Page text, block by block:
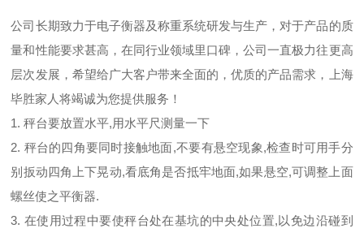
公司长期致力于电子衡器及称重系统研发与生产，对于产品的质
量和性能要求甚高，在同行业领域里口碑，公司一直极力往更高
层次发展，希望给广大客户带来全面的，优质的产品需求，上海
毕胜家人将竭诚为您提供服务！
1. 秤台要放置水平,用水平尺测量一下
2. 秤台的四角要同时接触地面,不要有悬空现象,检查时可用手分
别扳动四角上下晃动,看底角是否抵牢地面,如果悬空,可调整上面
螺丝使之平衡器.
3. 在使用过程中要使秤台处在基坑的中央处位置,以免边沿碰到